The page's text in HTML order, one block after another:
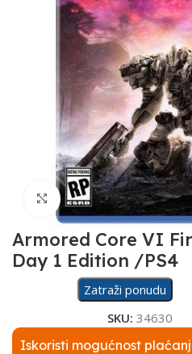
Click to enlarge
Armored Core VI
Day 1 Edition /PS4
Zatraži ponudu
SKU: 34630
Iskoristi mogućnost